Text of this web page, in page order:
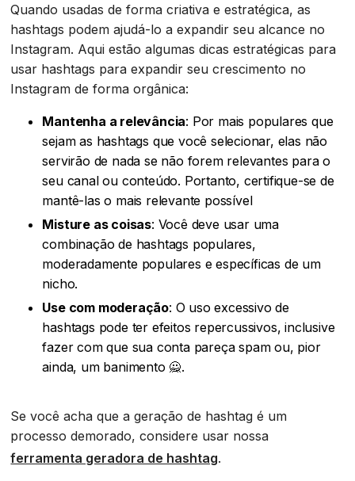
Quando usadas de forma criativa e estratégica, as
hashtags podem ajudá-lo a expandir seu alcance no
Instagram. Aqui estão algumas dicas estratégicas para
usar hashtags para expandir seu crescimento no
Instagram de forma orgânica:
Mantenha a relevância: Por mais populares que
sejam as hashtags que você selecionar, elas não
servirão de nada se não forem relevantes para o
seu canal ou conteúdo. Portanto, certifique-se de
mantê-las o mais relevante possível
Misture as coisas: Você deve usar uma
combinação de hashtags populares,
moderadamente populares e específicas de um
nicho.
Use com moderação: O uso excessivo de
hashtags pode ter efeitos repercussivos, inclusive
fazer com que sua conta pareça spam ou, pior
ainda, um banimento 🙅.
Se você acha que a geração de hashtag é um
processo demorado, considere usar nossa
ferramenta geradora de hashtag.